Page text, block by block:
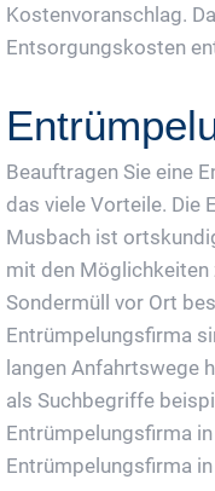
Kostenvoranschlag.
Entsorgungskosten
Beauftragen Sie eine
das viele Vorteile. Die
Musbach ist
mit den Möglichkeiten
Sondermüll vor Ort
Entrümpelungsfirma
langen Anfahrtswege
als Suchbegriffe
Entrümpelungsfirma
Entrümpelungsfirma in